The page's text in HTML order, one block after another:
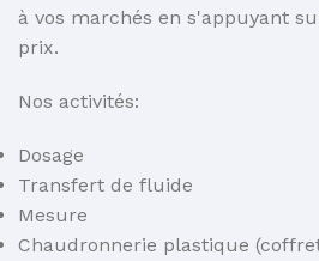
à vos marchés en s'appuyant
prix.
Nos activités:
Dosage
Transfert de fluide
Mesure
Chaudronnerie plastique